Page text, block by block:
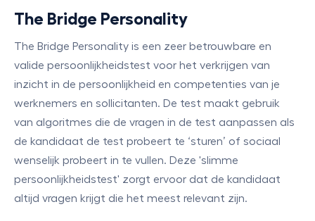
The Bridge Personality
The Bridge Personality is een zeer betrouwbare en
valide persoonlijkheidstest voor het verkrijgen van
inzicht in de persoonlijkheid en competenties van je
werknemers en sollicitanten. De test maakt gebruik
van algoritmes die de vragen in de test aanpassen als
de kandidaat de test probeert te ‘sturen’ of sociaal
wenselijk probeert in te vullen. Deze 'slimme
persoonlijkheidstest' zorgt ervoor dat de kandidaat
altijd vragen krijgt die het meest relevant zijn.